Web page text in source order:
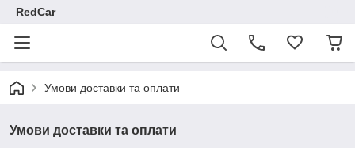
RedCar
Умови доставки та оплати
Умови доставки та оплати